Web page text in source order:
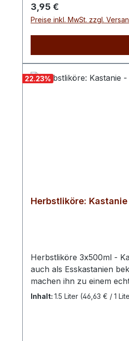
Regulärer Preis:
3,95 €
Preise inkl. MwSt. zzgl.
22.23%
Herbstliköre:
Herbstliköre 3x500ml -
auch als Esskastanien
machen ihn zu einem
verbindet den aromatischen
Inhalt: 1.5 Liter (46,63 € / 1